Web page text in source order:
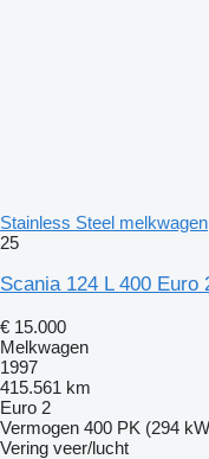
Stainless Steel melkwagen
25
Scania 124 L 400 Euro
€ 15.000
Melkwagen
1997
415.561 km
Euro 2
Vermogen 400 PK (294
Vering veer/lucht